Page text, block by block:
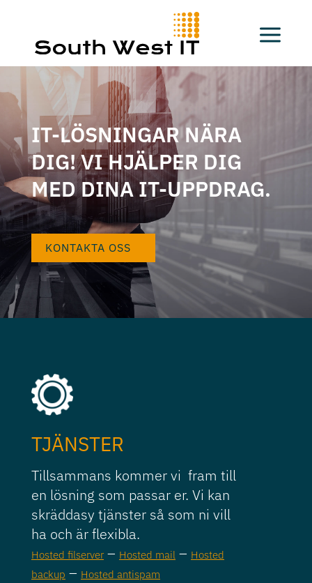
IT-LÖSNINGAR NÄRA
DIG! VI HJÄLPER DIG
MED DINA IT-UPPDRAG.
KONTAKTA OSS
TJÄNSTER
Tillsammans kommer vi fram till
en lösning som passar er. Vi kan
skräddasy tjänster så som ni vill
ha och är flexibla.
Hosted filserver – Hosted mail – Hosted
backup – Hosted antispam